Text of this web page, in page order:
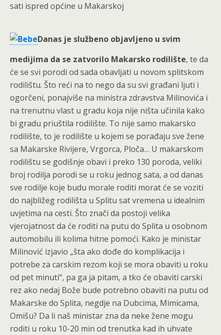
sati ispred općine u Makarskoj
Danas je službeno objavljeno u svim
medijima da se zatvorilo Makarsko rodilište, te da
će se svi porodi od sada obavljati u novom splitskom
rodilištu. Što reći na to nego da su svi građani ljuti i
ogorčeni, ponajviše na ministra zdravstva Milinovića i
na trenutnu vlast u gradu koja nije ništa učinila kako
bi gradu priuštila rodilište. To nije samo makarsko
rodilište, to je rodilište u kojem se porađaju sve žene
sa Makarske Rivijere, Vrgorca, Ploča… U makarskom
rodilištu se godišnje obavi i preko 130 poroda, veliki
broj rodilja porodi se u roku jednog sata, a od danas
sve rodilje koje budu morale roditi morat će se voziti
do najbližeg rodilišta u Splitu sat vremena u idealnim
uvjetima na cesti. Što znači da postoji velika
vjerojatnost da će roditi na putu do Splita u osobnom
automobilu ili kolima hitne pomoći. Kako je ministar
Milinović izjavio „šta ako dođe do komplikacija i
potrebe za carskim rezom koji se mora obaviti u roku
od pet minuti“, pa ga ja pitam, a tko će obaviti carski
rez ako nedaj Bože bude potrebno obaviti na putu od
Makarske do Splita, negdje na Dubcima, Mimicama,
Omišu? Da li naš ministar zna da neke žene mogu
roditi u roku 10-20 min od trenutka kad ih uhvate